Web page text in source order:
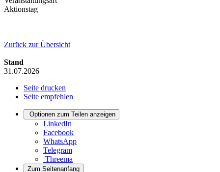
Aktionstag
Zurück zur Übersicht
Stand
31.07.2026
Seite drucken
Seite empfehlen
Optionen zum Teilen anzeigen
LinkedIn
Facebook
WhatsApp
Telegram
Threema
Zum Seitenanfang